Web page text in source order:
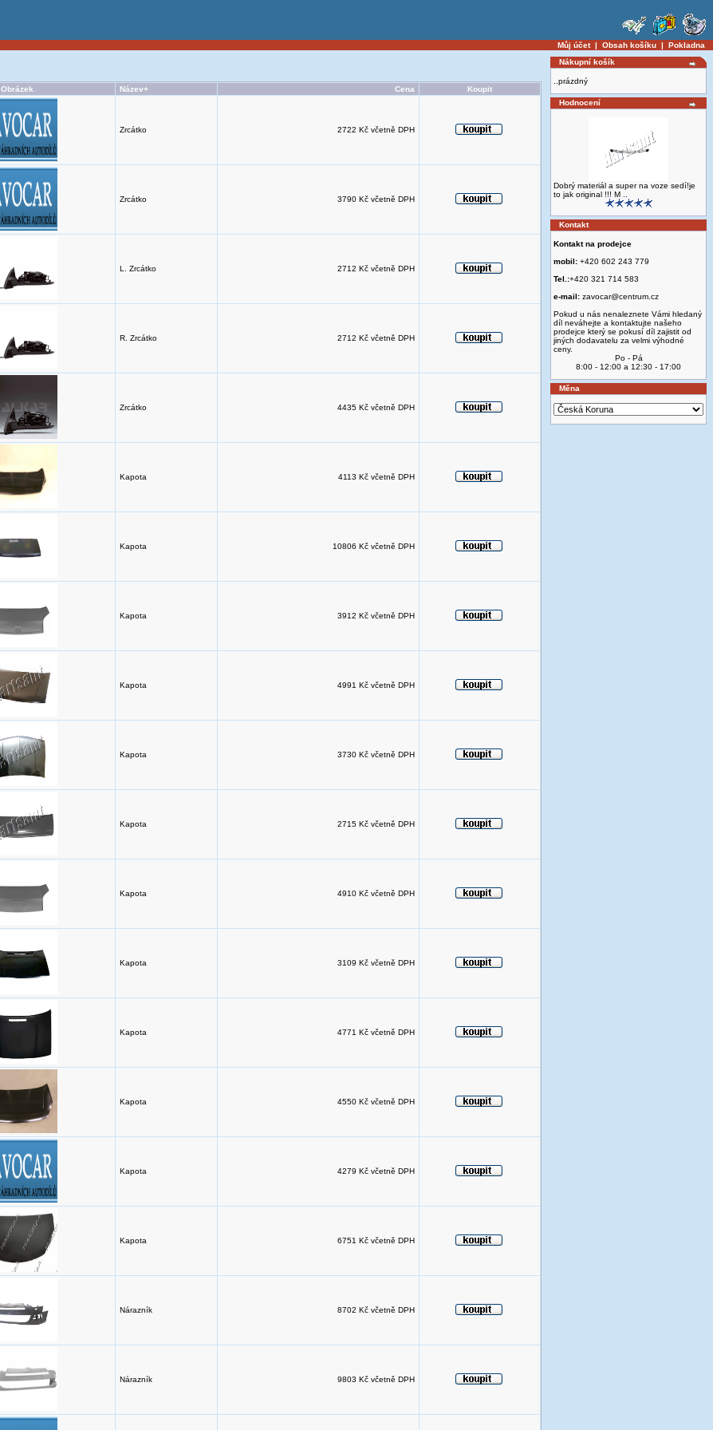
Můj účet| Obsah košíku | Pokladna
Obrázek Název+ Cena Koupit
Zrcátko 2722 Kč včetně DPH
Zrcátko 3790 Kč včetně DPH
L. Zrcátko 2712 Kč včetně DPH
R. Zrcátko 2712 Kč včetně DPH
Zrcátko 4435 Kč včetně DPH
Kapota 4113 Kč včetně DPH
Kapota 10806 Kč včetně DPH
Kapota 3912 Kč včetně DPH
Kapota 4991 Kč včetně DPH
Kapota 3730 Kč včetně DPH
Kapota 2715 Kč včetně DPH
Kapota 4910 Kč včetně DPH
Kapota 3109 Kč včetně DPH
Kapota 4771 Kč včetně DPH
Kapota 4550 Kč včetně DPH
Kapota 4279 Kč včetně DPH
Kapota 6751 Kč včetně DPH
Nárazník 8702 Kč včetně DPH
Nárazník 9803 Kč včetně DPH
Nákupní košík
..prázdný
Hodnocení
Dobrý materiál a super na voze sedí!je
to jak original !!! M ..
Kontakt
Kontakt na prodejce
mobil: +420 602 243 779
Tel.:+420 321 714 583
e-mail: zavocar@centrum.cz
Pokud u nás nenaleznete Vámi hledaný
díl neváhejte a kontaktujte našeho
prodejce který se pokusí díl zajistit od
jiných dodavatelu za velmi výhodné
ceny.
Po - Pá
8:00 - 12:00 a 12:30 - 17:00
Měna